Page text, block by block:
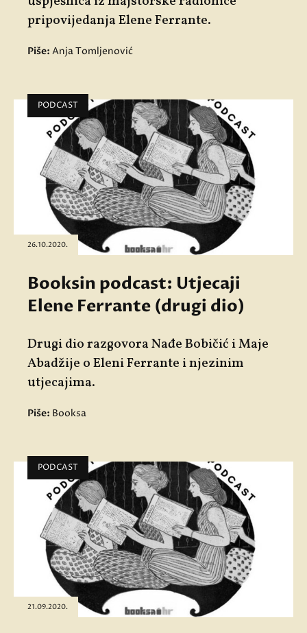
pripovijedanja Elene Ferrante.
Piše: Anja Tomljenović
PODCAST
26.10.2020.
Booksin podcast: Utjecaji
Elene Ferrante (drugi dio)
Drugi dio razgovora Nađe Bobičić i Maje
Abadžije o Eleni Ferrante i njezinim
utjecajima.
Piše: Booksa
PODCAST
21.09.2020.